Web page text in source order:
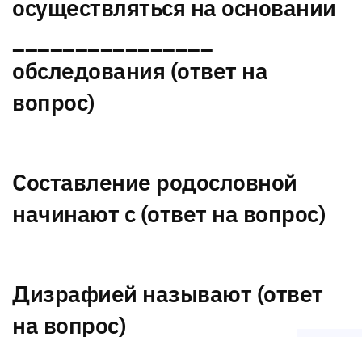
осуществляться на основании
обследования (ответ на
вопрос)
Составление родословной
начинают с (ответ на вопрос)
Дизрафией называют (ответ
на вопрос)